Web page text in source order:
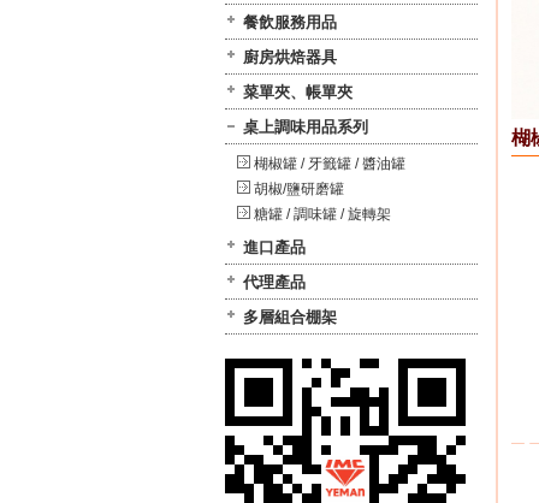
餐飲服務用品
廚房烘焙器具
菜單夾、帳單夾
桌上調味用品系列
楜椒罐 / 牙籤罐 / 醬油罐
胡椒/鹽研磨罐
糖罐 / 調味罐 / 旋轉架
進口產品
代理產品
多層組合棚架
楜